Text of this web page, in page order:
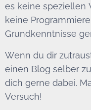
es keine speziellen
keine
Grundkenntnisse
Wenn du dir
einen Blog selber
dich gerne dabei.
Versuch!